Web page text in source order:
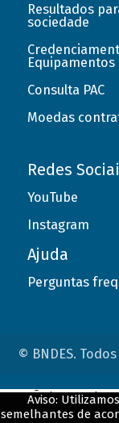
Resultados
sociedade
Equipamentos
Consulta PAC
Moedas
Redes
YouTube
Instagram
Ajuda
Perguntas
© BNDES.
Aviso:
semelhantes de
ConteÃºdo